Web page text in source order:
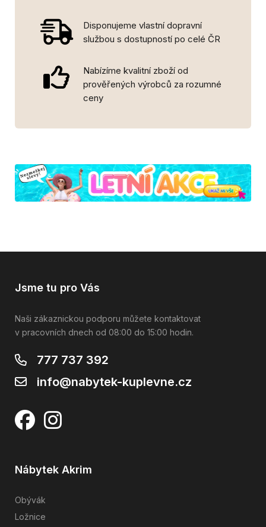
Disponujeme vlastní dopravní
službou s dostupností po celé ČR
Nabízíme kvalitní zboží od
prověřených výrobců za rozumné
ceny
Jsme tu pro Vás
Naši zákaznickou podporu můžete kontaktovat
v pracovních dnech od 08:00 do 15:00 hodin.
777 737 392
info@nabytek-kuplevne.cz
Nábytek Akrim
Obývák
Ložnice